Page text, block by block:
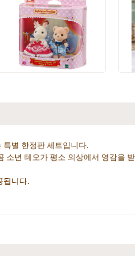
별 한정판 세트입니다.
소년 테오가 평소 의상에서 영감을
됩니다.